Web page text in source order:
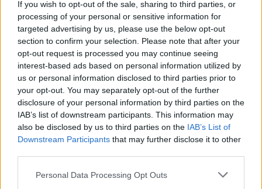
If you wish to opt-out of the sale, sharing to third parties, or
processing of your personal or sensitive information for
targeted advertising by us, please use the below opt-out
section to confirm your selection. Please note that after your
opt-out request is processed you may continue seeing
interest-based ads based on personal information utilized by
us or personal information disclosed to third parties prior to
your opt-out. You may separately opt-out of the further
disclosure of your personal information by third parties on the
IAB’s list of downstream participants. This information may
also be disclosed by us to third parties on the IAB’s List of
Downstream Participants that may further disclose it to other
Personal Data Processing Opt Outs
ΔΕΗ: Ισχυρή ανάπτυξη στο α΄
εξάμηνο 2026 με
προσαρμοσμένο EBITDA στα 1,2
TV: Η σκακιέρα της νέας σεζόν
IAB Hellas: Νέα Διοικούσα Επιτροπή και νέο Διοικητικό Συμβούλιο -
Πρόεδρος ο Γαληνός Γιαγλής
Νέο Audi A2 e-tron με στόχο
Η Chery επενδύει 75 εκατ.